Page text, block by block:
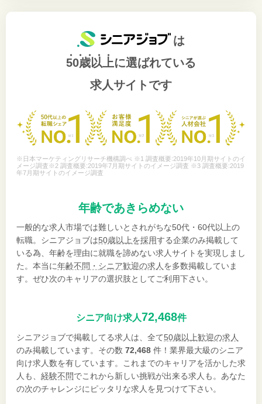
は
50歳以上に選ばれている
求人サイトです
※日本マーケティングリサーチ機構調べ ※1 調査概要:2019年10月期サイトのイ
メージ調査※2 調査概要:2019年7月期サイトのイメージ調査 ※3 調査概要:2019
年7月期サイトのイメージ調査
年齢であきらめない
一般的な求人市場では難しいとされがちな50代・60代以上の
転職。シニアジョブは50歳以上を採用する企業のみ掲載して
いる為、年齢を理由に就職を諦めない求人サイトを実現しまし
た。本当に年齢不問・シニア歓迎の求人 を多数掲載していま
す。ぜひ次のキャリアの選択肢としてご利用下さい。
シニア向け求人72,468件
シニアジョブで掲載してる求人は、全て50歳以上歓迎の求人
のみ掲載しています。その数 72,468 件！業界最大級のシニア
向け求人数を有しています。これまでのキャリアを活かした求
人も、 経験不問でこれから新しい挑戦が出来る求人も。あなた
の次のチャレンジにピッタリな求人を見つけて下さい。